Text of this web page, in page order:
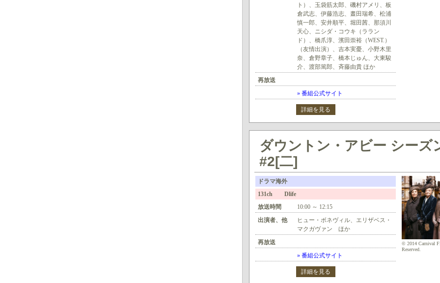
ト）、玉袋筋太郎、磯村アメリ、板
倉武志、伊藤浩志、晝田瑞希、松浦
慎一郎、安井順平、堀田茜、那須川
天心、ニシダ・コウキ（ララン
ド）、橋爪淳、濱田崇裕（WEST.）
（友情出演）、吉本実憂、小野木里
奈、倉野章子、橋本じゅん、大東駿
介、渡部篤郎、斉藤由貴 ほか
再放送
» 番組公式サイト
詳細を見る
ダウントン・アビー シーズ
#2[二]
ドラマ海外
131ch Dlife
放送時間
10:00 ～ 12:15
出演者、他
ヒュー・ボネヴィル、エリザベス・
マクガヴァン ほか
再放送
» 番組公式サイト
詳細を見る
© 2014 Carnival
Reserved.